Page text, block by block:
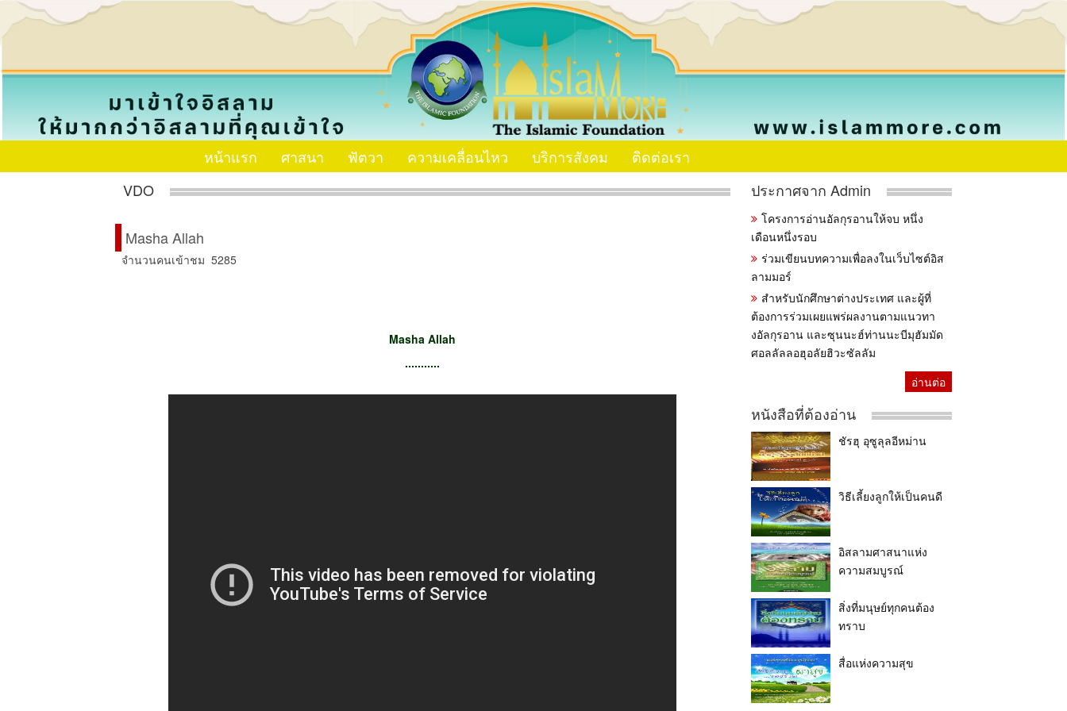
หน้าแรก ศาสนา ฟัตวา ความเคลื่อนไหว บริการสังคม
ติดต่อเรา
VDO
Masha Allah
จำนวนคนเข้าชม 5285
Masha Allah
...........
ประกาศจาก Admin
โครงการอ่านอัลกุรอานให้จบ หนึ่ง
เดือนหนึ่งรอบ
ร่วมเขียนบทความเพื่อลงในเว็บไซต์อิส
ลามมอร์
สำหรับนักศึกษาต่างประเทศ และผู้ที่
ต้องการร่วมเผยแพร่ผลงานตามแนวทา
งอัลกุรอาน และซุนนะฮ์ท่านนะบีมุฮัมมัด
ศอลลัลลอฮุอลัยฮิวะซัลลัม
อ่านต่อ
หนังสือที่ต้องอ่าน
ชัรฮุ อุซูลุลอีหม่าน
วิธีเลี้ยงลูกให้เป็นคนดี
อิสลามศาสนาแห่ง
ความสมบูรณ์
สิ่งที่มนุษย์ทุกคนต้อง
ทราบ
สื่อแห่งความสุข